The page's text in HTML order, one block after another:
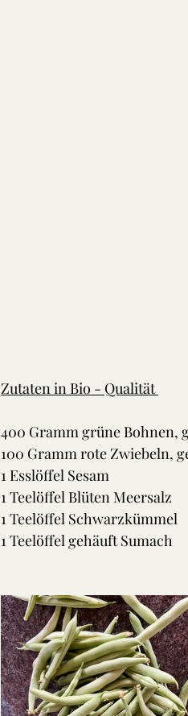
Zutaten in Bio - Qualität
400 Gramm grüne Bohnen,
100 Gramm rote Zwiebeln,
1 Esslöffel Sesam
1 Teelöffel Blüten Meersalz
1 Teelöffel Schwarzkümmel
1 Teelöffel gehäuft Sumach